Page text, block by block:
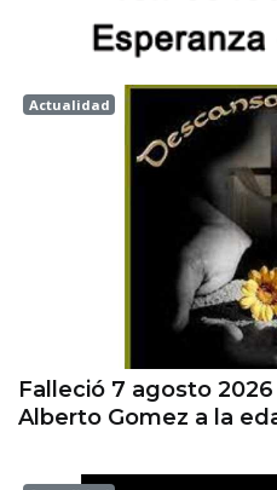
Actualidad
Falleció 7 agosto
Alberto Gomez a la